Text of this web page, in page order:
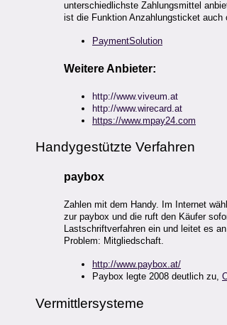
unterschiedlichste Zahlungsmittel
ist die Funktion Anzahlungsticket auch
PaymentSolution
Weitere Anbieter:
http://www.viveum.at
http://www.wirecard.at
https://www.mpay24.com
Handygestützte Verfahren
paybox
Zahlen mit dem Handy. Im Internet
zur paybox und die ruft den Käufer
Lastschriftverfahren ein und leitet es
Problem: Mitgliedschaft.
http://www.paybox.at/
Paybox legte 2008 deutlich zu,
Vermittlersysteme